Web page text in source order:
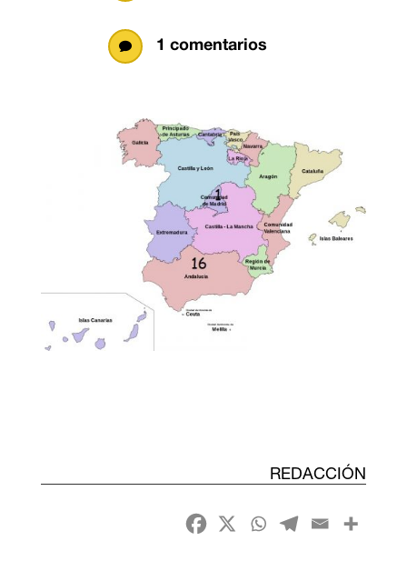
 1 comentarios
REDACCIÓN